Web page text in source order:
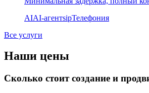
AIAI-агентsipТелефония
Все услуги
Наши цены
Сколько стоит создание и